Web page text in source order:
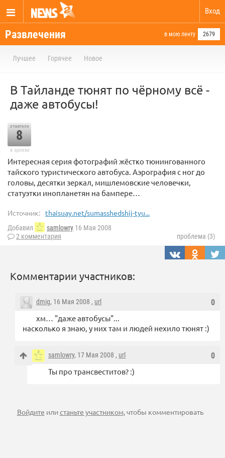
Вход
Развлечения в мою ленту 2679
Лучшее Горячее Новое
В Тайланде тюнят по чёрному всё -
даже автобусы!
отметили
8
в архиве
Интересная серия фотографий жёстко тюнингованного
тайского туристического автобуса. Аэрография с ног до
головы, десятки зеркал, мишлемовские человечки,
статуэтки инопланетян на бампере…
Источник: thaisuay.net/sumasshedshij-tyu...
Добавил samlowry 16 Мая 2008
2 комментария
проблема (3)
Комментарии участников:
0
dmig, 16 Мая 2008 , url
хм… "даже автобусы"...
насколько я знаю, у них там и людей нехило тюнят :)
0
samlowry, 17 Мая 2008 , url
Ты про трансвеститов? :)
Войдите илистаньте участником, чтобы комментировать